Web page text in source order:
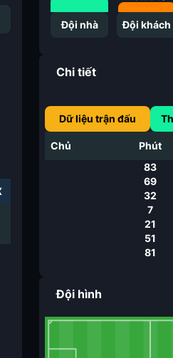
Đội nhà Đội khách
Chi tiết
Dữ liệu trận đấu
Chủ Phút
83
69
32
7
21
51
81
Đội hình